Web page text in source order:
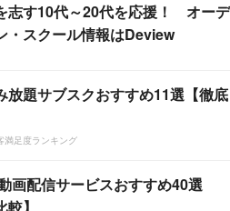
志す10代～20代を応援！ オーデ
・スクール情報はDeview
放題サブスクおすすめ11選【徹底
満足度ランキング
画配信サービスおすすめ40選